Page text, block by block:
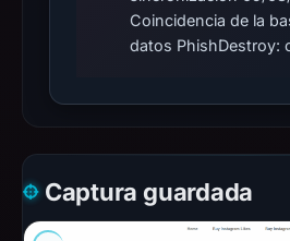
Coincidencia de la
datos PhishDestroy:
Captura guardada